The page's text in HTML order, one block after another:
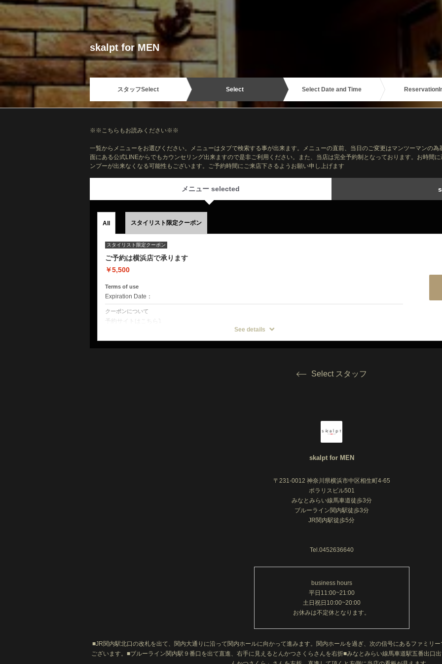
skalpt for MEN
スタッフSelect Select Select Date and Time Reservation
※※こちらもお読みください※※
一覧からメニューをお選びください。メニューはタブで検索する事が出来ます。メニューの直前、当日のご変更はマンツーマンの
面にある公式LINEからでもカウンセリング出来ますので是非ご利用ください。また、当店は完全予約制となっております。お時間
ンプーが出来なくなる可能性もございます。ご予約時間にご来店下さるようお願い申し上げます
メニュー selected
All スタイリスト限定クーポン
スタイリスト限定クーポン
ご予約は横浜店で承ります
￥5,500
Terms of use
Expiration Date：
クーポンについて
予約サイトはこちら⤵
https://reservia.jp/reserve/staff/d7b748e432?start_page=1&is_guest=1
（横浜店でのご予約となります。店舗を間違いのないよう確認をお願いいたします。）
See details
Select スタッフ
skalpt for MEN
〒231-0012 神奈川県横浜市中区相生町4-65
ポラリスビル501
みなとみらい線馬車道徒歩3分
ブルーライン関内駅徒歩3分
JR関内駅徒歩5分
Tel.0452636640
business hours
平日11:00~21:00
土日祝日10:00~20:00
お休みは不定休となります。
■JR関内駅北口の改札を出て、関内大通りに沿って関内ホールに向かって進みます。関内ホールを過ぎ、次の信号にあるファミリ
ございます。■ブルーライン関内駅９番口を出て直進、右手に見えるとんかつさくらさんを右折■みなとみらい線馬車道駅五番出口